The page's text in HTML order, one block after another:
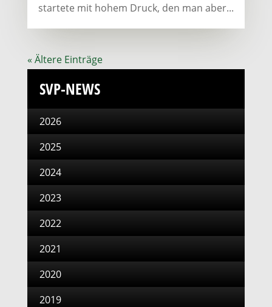
startete mit hohem Druck, den man aber...
« Ältere Einträge
SVP-NEWS
2026
2025
2024
2023
2022
2021
2020
2019